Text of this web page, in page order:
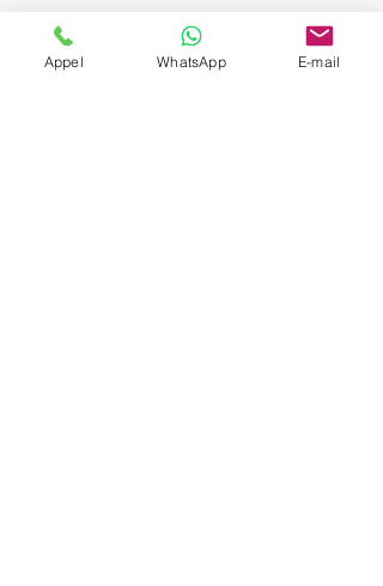
Appel WhatsApp E-mail